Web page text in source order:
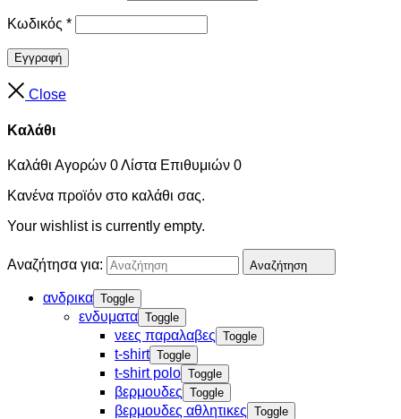
Κωδικός *
Εγγραφή
Close
Καλάθι
Καλάθι Αγορών 0Λίστα Επιθυμιών 0
Κανένα προϊόν στο καλάθι σας.
Your wishlist is currently empty.
Αναζήτησα για: Αναζήτηση
ανδρικα Toggle
ενδυματα Toggle
νεες παραλαβες Toggle
t-shirt Toggle
t-shirt polo Toggle
βερμουδες Toggle
βερμουδες αθλητικες Toggle